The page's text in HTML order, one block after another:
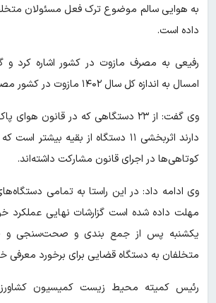
به هوایی سالم موضوع ترک فعل مسئولان متخلف
داده است.
رفیعی به مصرف مازوت در کشور اشاره
امسال به اندازه کل سال ۱۴۰۲ مازوت در کشور مصرف شده است.
وی گفت: از ۲۳ دستگاهی که در قانون
دارند اثربخشی ۱۱ دستگاه از بقیه
کوتاهی‌ها در اجرای قانون مشارکت داشته‌اند.
وی ادامه داد: در این راستا به تمامی
مهلت داده شده است گزارشات نهایی عملکرد خود
یکشنبه پس از جمع بندی و صحت‌سنجی و
متخلفان به دستگاه قضایی برای برخورد معرفی
رئیس کمیته محیط زیست کمیسیون